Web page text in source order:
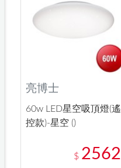
亮博士
60w LED星空吸頂燈(遙
控款)-星空 ()
$ 2562